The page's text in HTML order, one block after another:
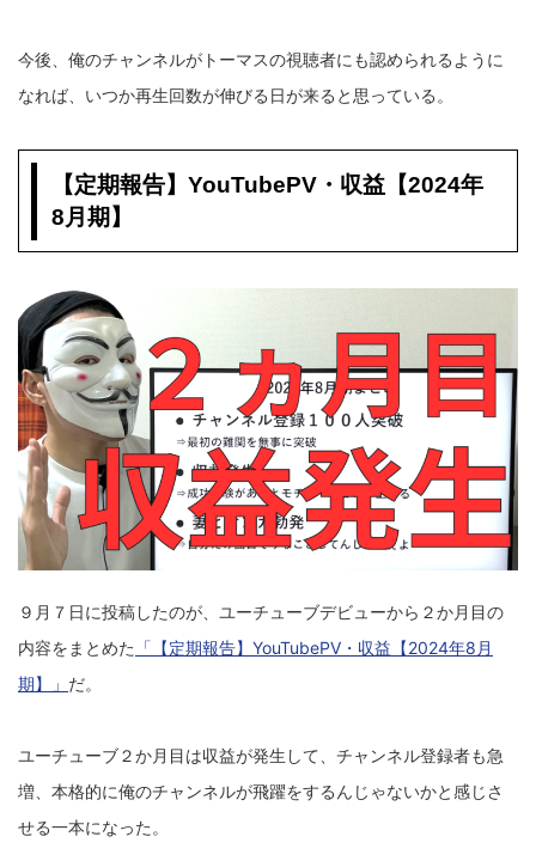
今後、俺のチャンネルがトーマスの視聴者にも認められるように
なれば、いつか再生回数が伸びる日が来ると思っている。
【定期報告】YouTubePV・収益【2024年
8月期】
９月７日に投稿したのが、ユーチューブデビューから２か月目の
内容をまとめた 「【定期報告】YouTubePV・収益【2024年8月
期】」 だ。
ユーチューブ２か月目は収益が発生して、チャンネル登録者も急
増、本格的に俺のチャンネルが飛躍をするんじゃないかと感じさ
せる一本になった。